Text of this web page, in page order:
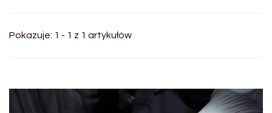
Pokazuje: 1 - 1 z 1 artykułów